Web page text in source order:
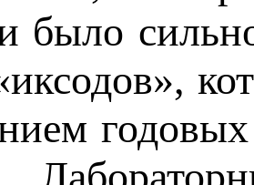
было
годовых